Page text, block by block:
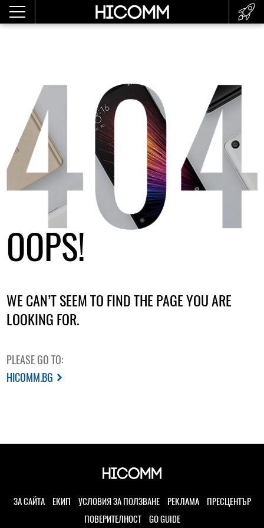
OOPS!
WE CAN’T SEEM TO FIND THE PAGE YOU ARE
LOOKING FOR.
PLEASE GO TO:
HICOMM.BG
ЗА САЙТА ЕКИП УСЛОВИЯ ЗА ПОЛЗВАНЕ РЕКЛАМА
ПРЕСЦЕНТЪР
ПОВЕРИТЕЛНОСТ
GO GUIDE